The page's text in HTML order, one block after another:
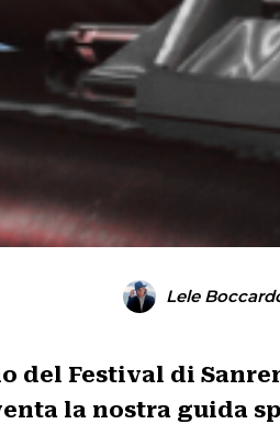
Lele
Festival di
la nostra guida